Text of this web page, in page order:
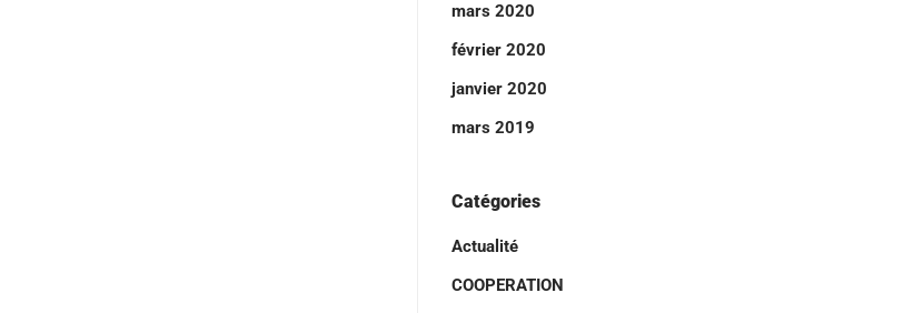
mars 2020
février 2020
janvier 2020
mars 2019
Catégories
Actualité
COOPERATION